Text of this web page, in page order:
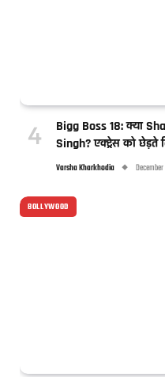
Bigg Boss 18: क्या
Singh? एक्ट्रेस को
Varsha Kharkhodia
BOLLYWOOD